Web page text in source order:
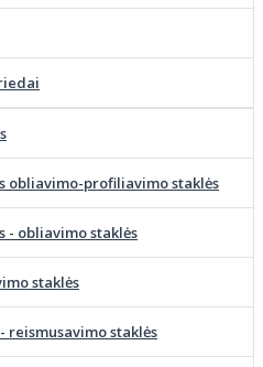
obliavimo-profiliavimo staklės
- obliavimo staklės
staklės
reismusavimo staklės